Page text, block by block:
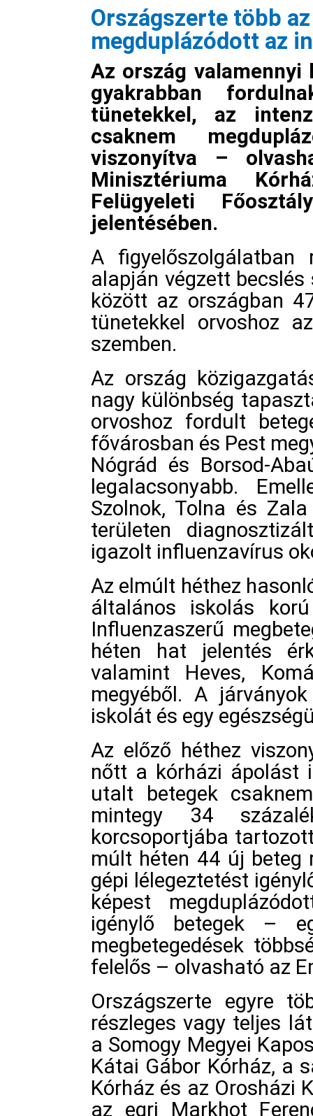
Országszerte több
megduplázódott az
Az ország
gyakrabban
tünetekkel, az
csaknem
viszonyítva –
Minisztériuma
Felügyeleti
jelentésében.
A figyelőszolgálatban
alapján végzett
között az országban
tünetekkel orvoshoz
szemben.
Az ország
nagy különbség
orvoshoz fordult
fővárosban és Pest
Nógrád és Borsod-
legalacsonyabb.
Szolnok, Tolna és
területen
igazolt influenzavírus
Az elmúlt héthez
általános iskolás
Influenzaszerű
héten hat jelentés
valamint Heves,
megyéből. A
iskolát és egy
Az előző héthez
nőtt a kórházi ápolást
utalt betegek
mintegy 34
korcsoportjába
múlt héten 44 új beteg
gépi lélegeztetést
képest
igénylő betegek –
megbetegedések
felelős – olvasható az
Országszerte egyre
részleges vagy teljes
a Somogy Megyei
Kátai Gábor Kórház, a
Kórház és az Orosházi
az egri Markhot